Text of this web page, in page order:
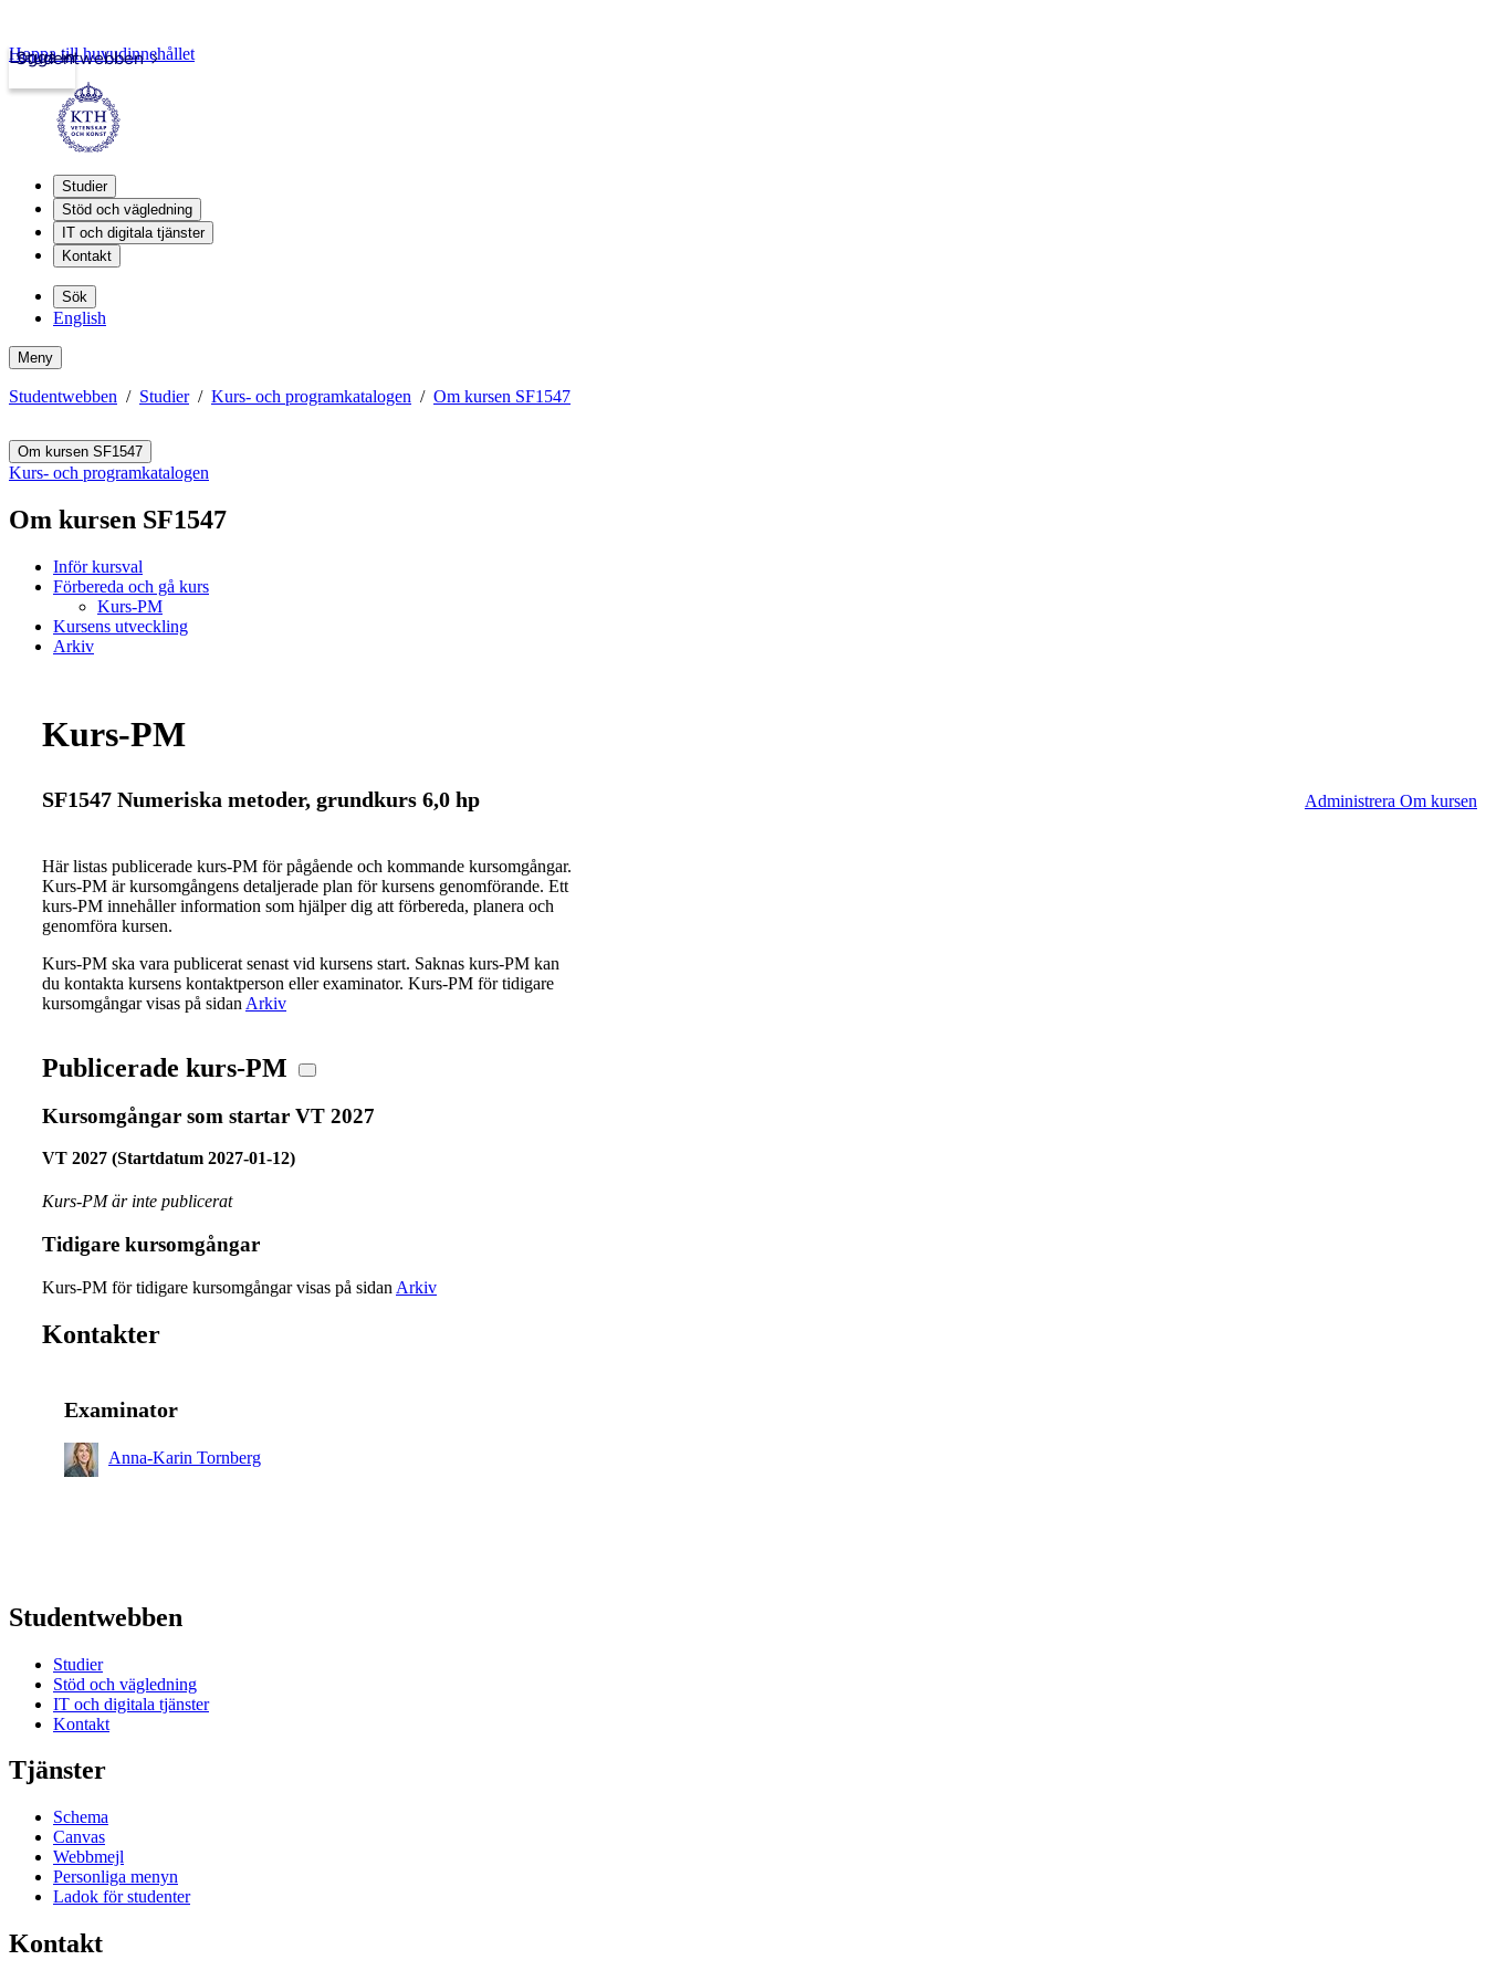
Studentwebben
Logga in
Hoppa till huvudinnehållet
Studier
Stöd och vägledning
IT och digitala tjänster
Kontakt
Sök
English
Meny
Studentwebben Studier Kurs- och programkatalogen Om kursen SF1547
Om kursen SF1547
Kurs- och programkatalogen
Om kursen SF1547
Inför kursval
Förbereda och gå kurs
Kurs-PM
Kursens utveckling
Arkiv
Kurs-PM
SF1547 Numeriska metoder, grundkurs 6,0 hp Administrera Om kursen
Här listas publicerade kurs-PM för pågående och kommande kursomgångar.
Kurs-PM är kursomgångens detaljerade plan för kursens genomförande. Ett
kurs-PM innehåller information som hjälper dig att förbereda, planera och
genomföra kursen.
Kurs-PM ska vara publicerat senast vid kursens start. Saknas kurs-PM kan
du kontakta kursens kontaktperson eller examinator. Kurs-PM för tidigare
kursomgångar visas på sidan Arkiv
Publicerade kurs-PM
Kursomgångar som startar VT 2027
VT 2027 (Startdatum 2027-01-12)
Kurs-PM är inte publicerat
Tidigare kursomgångar
Kurs-PM för tidigare kursomgångar visas på sidan Arkiv
Kontakter
Examinator
Anna-Karin Tornberg
Studentwebben
Studier
Stöd och vägledning
IT och digitala tjänster
Kontakt
Tjänster
Schema
Canvas
Webbmejl
Personliga menyn
Ladok för studenter
Kontakt